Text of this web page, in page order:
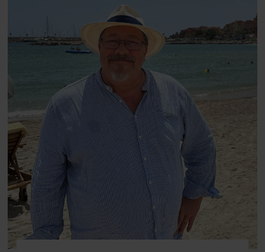
arv, angst, familieliv, frygten for
at miste stemmen og den
livsglæde, han nægter at give slip
på.